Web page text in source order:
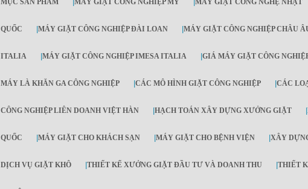
MỤC SẢN PHẨM MÁY GIẶT CÔNG NGHIỆP MỸ MÁY GIẶT CÔNG NGHỆ NHẬT
QUỐC MÁY GIẶT CÔNG NGHIỆP ĐÀI LOAN MÁY GIẶT CÔNG NGHIỆP CHÂU
ITALIA MÁY GIẶT CÔNG NGHIỆP IMESA ITALIA GIÁ MÁY GIẶT CÔNG
MÁY LÀ KHĂN GA CÔNG NGHIỆP CÁC MÔ HÌNH GIẶT CÔNG NGHIỆP CÁC
CÔNG NGHIỆP LIÊN DOANH VIỆT HÀN HẠCH TOÁN XÂY DỰNG XƯỞNG GIẶT
QUỐC MÁY GIẶT CHO KHÁCH SẠN MÁY GIẶT CHO BỆNH VIỆN XÂY
DỊCH VỤ GIẶT KHÔ THIẾT KẾ XƯỞNG GIẶT ĐẦU TƯ VÀ DOANH THU THIẾT